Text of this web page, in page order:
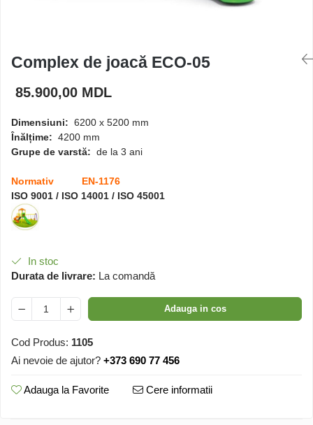
Mese și bănci pentru copii
Gardulețe
Echipamente pentru
grădinițe
Complex de joacă ECO-05
85.900,00 MDL
Dimensiuni: 6200 x 5200 mm
Înălțime: 4200 mm
Grupe de varstă: de la 3 ani
Normativ EN-1176
ISO 9001 / ISO 14001 / ISO 45001
In stoc
Durata de livrare: La comandă
Adauga in cos
Cod Produs: 1105
Ai nevoie de ajutor? +373 690 77 456
Adauga la Favorite Cere informatii